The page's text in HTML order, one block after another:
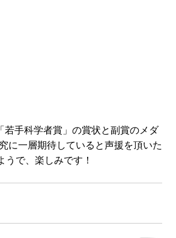
手科学者賞」の賞状と副賞のメダ
に一層期待していると声援を頂いた
で、楽しみです！